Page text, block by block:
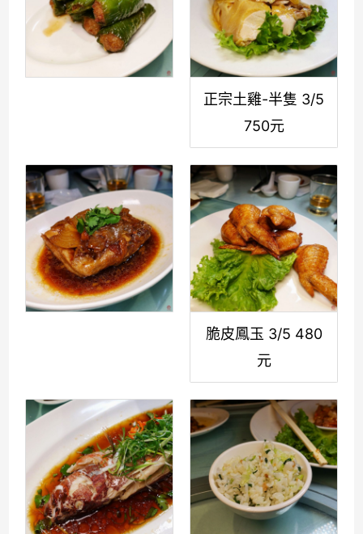
正宗土雞-半隻 3/5
750元
脆皮鳳玉 3/5 480
元